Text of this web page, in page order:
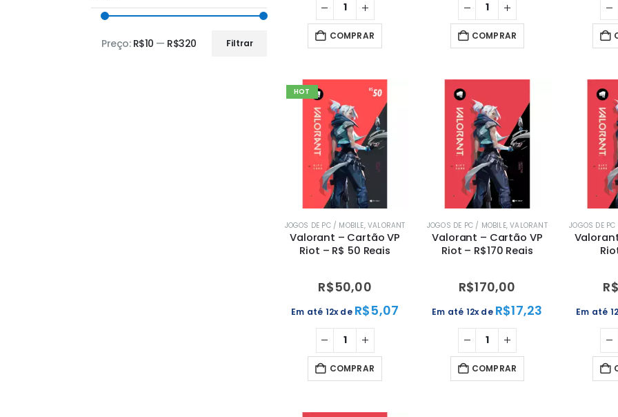
COMPRAR COMPRAR
HOT
JOGOS DE PC / MOBILE,VALORANT
Valorant – Cartão VP
Riot – R$ 50 Reais
R$50,00
Em até 12x de R$5,07
COMPRAR
JOGOS DE PC / MOBILE,VALORANT
Valorant – Cartão VP
Riot – R$170 Reais
R$170,00
Em até 12x de R$17,23
COMPRAR
JOGOS DE
R$
Em até
Filtrar
Preço: R$10 — R$320